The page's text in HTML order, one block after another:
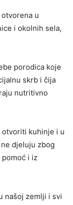
u
i okolnih sela,
porodica koje
skrb i čija
nutritivno
otvoriti kuhinje i u
djeluju zbog
pomoć i iz
našoj zemlji i svi